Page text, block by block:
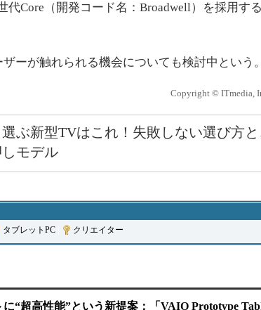
代Core（開発コード名：Broadwell）を採用す
ーが触れられる機会についても検討中という。
Copyright © ITmedia,
ぶ新型TVはこれ！失敗しない選び方と
モデル
タブレットPC クリエイター
に“超高性能”という新提案：「VAIO Prototype